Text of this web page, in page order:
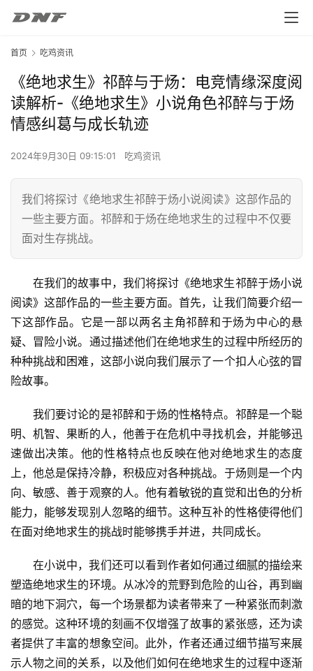
首页 吃鸡资讯
《绝地求生》祁醉与于炀：电竞情缘深度阅
读解析-《绝地求生》小说角色祁醉与于炀
情感纠葛与成长轨迹
2024年9月30日 09:15:01 吃鸡资讯
我们将探讨《绝地求生祁醉于炀小说阅读》这部作品的
一些主要方面。祁醉和于炀在绝地求生的过程中不仅要
面对生存挑战。
在我们的故事中，我们将探讨《绝地求生祁醉于炀小说
阅读》这部作品的一些主要方面。首先，让我们简要介绍一
下这部作品。它是一部以两名主角祁醉和于炀为中心的悬
疑、冒险小说。通过描述他们在绝地求生的过程中所经历的
种种挑战和困难，这部小说向我们展示了一个扣人心弦的冒
险故事。
我们要讨论的是祁醉和于炀的性格特点。祁醉是一个聪
明、机智、果断的人，他善于在危机中寻找机会，并能够迅
速做出决策。他的性格特点也反映在他对绝地求生的态度
上，他总是保持冷静，积极应对各种挑战。于炀则是一个内
向、敏感、善于观察的人。他有着敏锐的直觉和出色的分析
能力，能够发现别人忽略的细节。这种互补的性格使得他们
在面对绝地求生的挑战时能够携手并进，共同成长。
在小说中，我们还可以看到作者如何通过细腻的描绘来
塑造绝地求生的环境。从冰冷的荒野到危险的山谷，再到幽
暗的地下洞穴，每一个场景都为读者带来了一种紧张而刺激
的感觉。这种环境的刻画不仅增强了故事的紧张感，还为读
者提供了丰富的想象空间。此外，作者还通过细节描写来展
示人物之间的关系，以及他们如何在绝地求生的过程中逐渐